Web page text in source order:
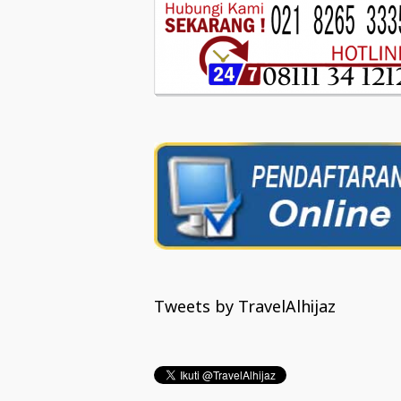
Tweets by TravelAlhijaz